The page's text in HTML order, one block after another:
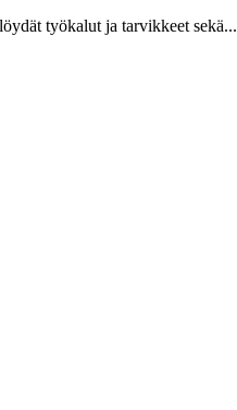
työkalut ja tarvikkeet sekä...